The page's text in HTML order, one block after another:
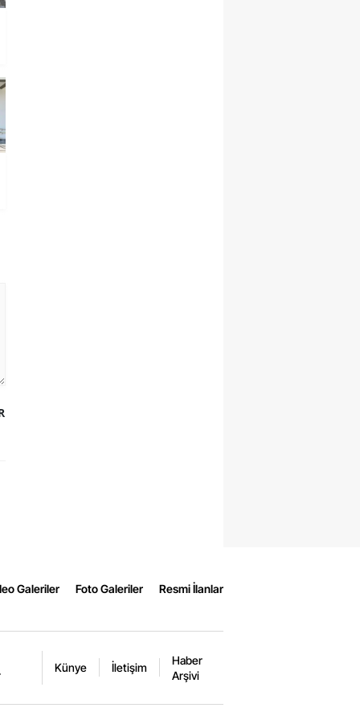
Galeriler Foto Galeriler Resmi İlanlar
Künye İletişim
Haber
Arşivi